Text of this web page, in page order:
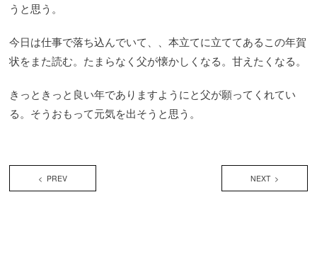
うと思う。
今日は仕事で落ち込んでいて、、本立てに立ててあるこの年賀
状をまた読む。たまらなく父が懐かしくなる。甘えたくなる。
きっときっと良い年でありますようにと父が願ってくれてい
る。そうおもって元気を出そうと思う。
< PREV NEXT >